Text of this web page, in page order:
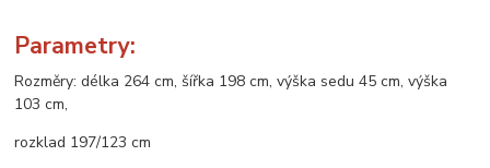
Parametry:
Rozměry: délka 264 cm, šířka 198 cm, výška sedu 45 cm, výška
103 cm,
rozklad 197/123 cm